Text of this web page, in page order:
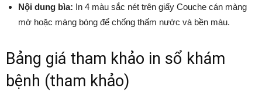
Nội dung bìa: In 4 màu sắc nét trên giấy Couche cán màng
mờ hoặc màng bóng để chống thấm nước và bền màu.
Bảng giá tham khảo in sổ khám
bệnh (tham khảo)